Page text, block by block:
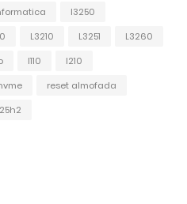
l3250
L3210 L3251
L3260
l110
l210
reset almofada